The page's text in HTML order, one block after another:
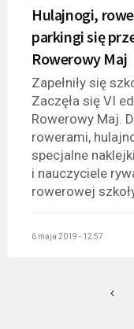
Hulajnogi,
parkingi się
Rowerowy Maj
Zapełniły się
Zaczęła się VI
Rowerowy Maj.
rowerami,
specjalne
i nauczyciele
rowerowej
6 maja 2019 - 12:57